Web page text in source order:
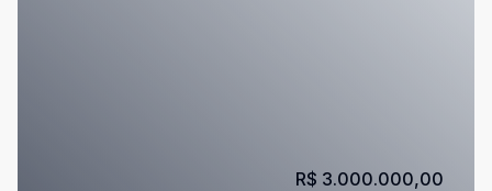
R$ 3.000.000,00